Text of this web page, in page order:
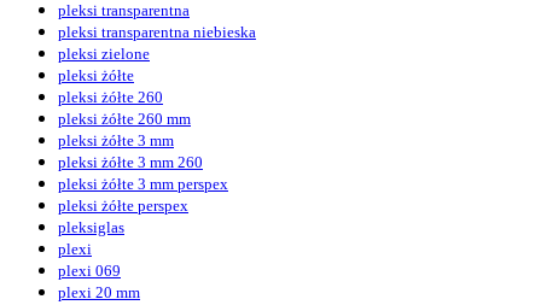
pleksi transparentna
pleksi transparentna niebieska
pleksi zielone
pleksi żółte
pleksi żółte 260
pleksi żółte 260 mm
pleksi żółte 3 mm
pleksi żółte 3 mm 260
pleksi żółte 3 mm perspex
pleksi żółte perspex
pleksiglas
plexi
plexi 069
plexi 20 mm